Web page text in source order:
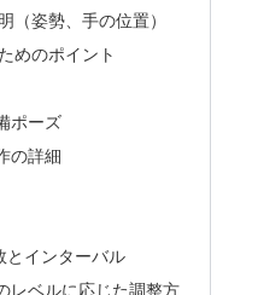
（姿勢、手の位置）
めのポイント
ポーズ
の詳細
とインターバル
レベルに応じた調整方